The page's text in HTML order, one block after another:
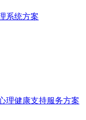
系统方案
理健康支持服务方案